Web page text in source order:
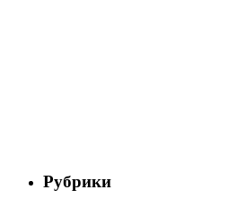
Рубрики